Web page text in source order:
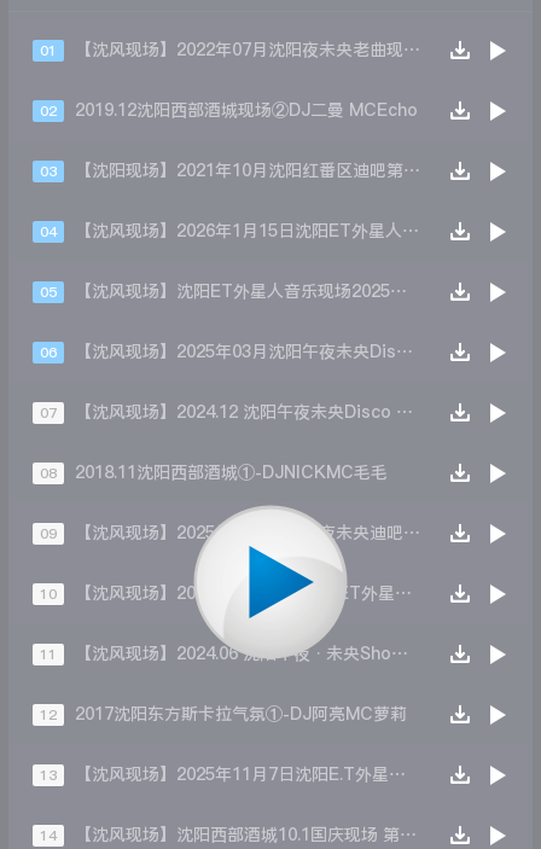
01 【沈风现场】2022年07月沈阳夜未央老曲现场第三场-Dj 徐健 Mc Coco
02 2019.12沈阳西部酒城现场②DJ二曼 MCEcho
03 【沈阳现场】2021年10月沈阳红番区迪吧第三场现场 Dj小博 Mc 阿健
04 【沈风现场】2026年1月15日沈阳ET外星人音乐现场②Dj二曼 Mc托尼
05 【沈风现场】沈阳ET外星人音乐现场2025年7月现场第二场DJ二曼 MCTony
06 【沈风现场】2025年03月沈阳午夜未央Disco现场第三场-Dj晨晨 Mc王子
07 【沈风现场】2024.12 沈阳午夜未央Disco 圣诞节现场 第三场DJ晨晨MC王子
08 2018.11沈阳西部酒城①-DJNICKMC毛毛
09 【沈风现场】2025年08月沈阳午夜未央迪吧 第三场 Dj晨晨 Mc王子
10 【沈风现场】2025年12月31日沈阳ET外星人音乐现场④-DjApple
11 【沈风现场】2024.06 沈阳午夜·未央Show 欧洲杯现场 第四场DJ晨晨MC王子
12 2017沈阳东方斯卡拉气氛①-DJ阿亮MC萝莉
13 【沈风现场】2025年11月7日沈阳E.T外星人音乐现场十年经典回顾之夜第一场-Dj阿亮 McSunny
14 【沈风现场】沈阳西部酒城10.1国庆现场 第一场 DjKing Mc萝莉